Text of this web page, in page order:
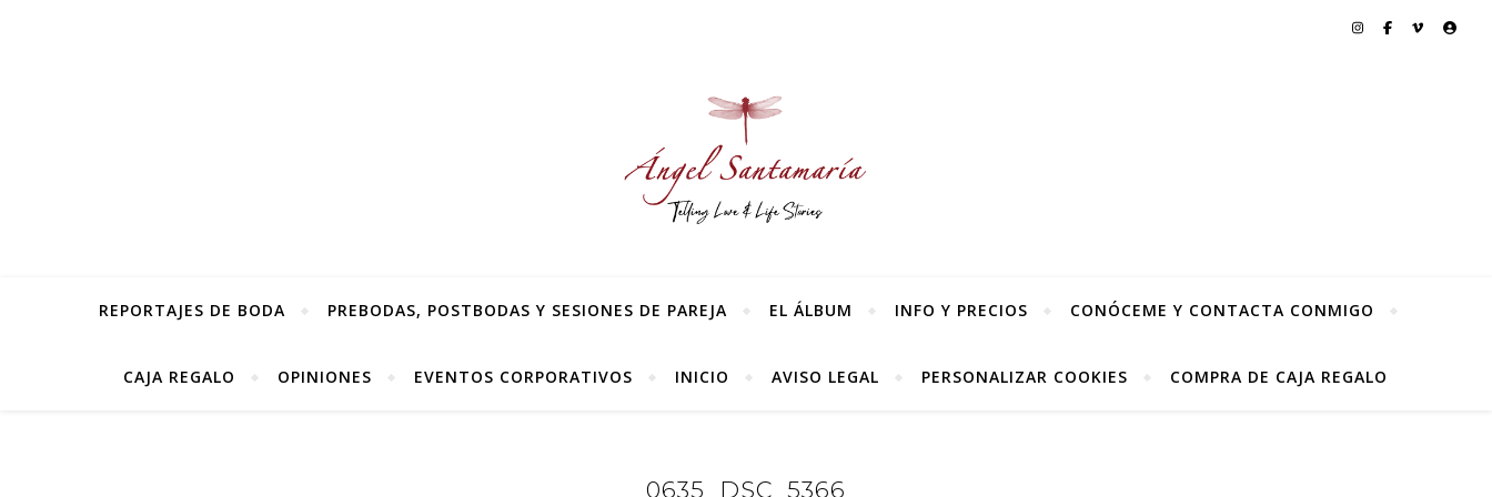
REPORTAJES DE BODA PREBODAS, POSTBODAS Y SESIONES DE PAREJA EL ÁLBUM INFO Y PRECIOS CONÓCEME Y CONTACTA CONMIGO
CAJA REGALO OPINIONES EVENTOS CORPORATIVOS INICIO AVISO LEGAL PERSONALIZAR COOKIES COMPRA DE CAJA REGALO
0635_DSC_5366